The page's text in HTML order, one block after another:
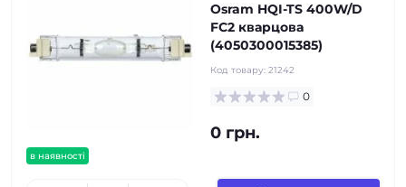
в наявності
Osram HQI-TS 400W/D
FC2 кварцова
(4050300015385)
Код товару: 21242
0
0 грн.